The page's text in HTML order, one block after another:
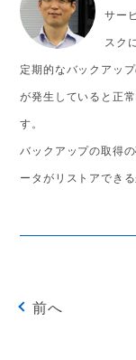
サー
スク
定期的なバックアッ
が発生していると正
す。
バックアップの取得
ータがリストアでき
前へ